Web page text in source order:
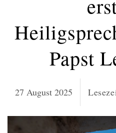
Papst
27 August 2025